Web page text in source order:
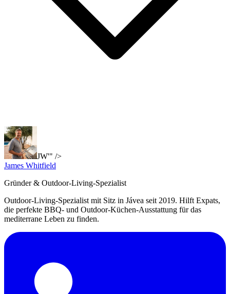
JW'" />
James Whitfield
Gründer & Outdoor-Living-Spezialist
Outdoor-Living-Spezialist mit Sitz in Jávea seit 2019. Hilft Expats,
die perfekte BBQ- und Outdoor-Küchen-Ausstattung für das
mediterrane Leben zu finden.